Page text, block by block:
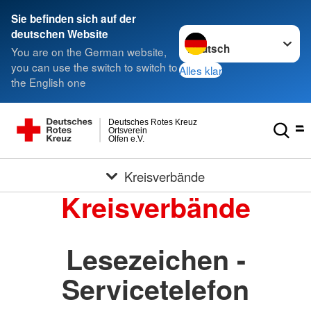
Sie befinden sich auf der
deutschen Website
You are on the German website,
you can use the switch to switch to
the English one
Sprache wechseln zu
Alles klar
Olfen e.V.
Ortsverein
Deutsches Rotes Kreuz
Kreisverbände
Kreisverbände
Lesezeichen -
Servicetelefon